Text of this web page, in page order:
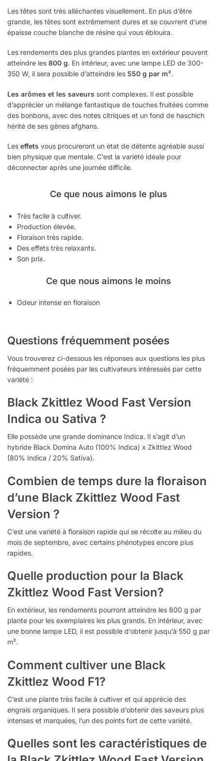
Les têtes sont très alléchantes visuellement. En plus d’être
grande, les têtes sont extrêmement dures et se couvrent d’une
épaisse couche blanche de résine qui vous éblouira.
Les rendements des plus grandes plantes en extérieur peuvent
atteindre les 800 g. En intérieur, avec une lampe LED de 300-
350 W, il sera possible d’atteindre les 550 g par m².
Les arômes et les saveurs sont complexes. Il est possible
d’apprécier un mélange fantastique de touches fruitées comme
des bonbons, avec des notes citriques et un fond de haschich
hérité de ses gènes afghans.
Les effets vous procureront un état de détente agréable aussi
bien physique que mentale. C’est la variété idéale pour
déconnecter après une journée difficile.
Ce que nous aimons le plus
Très facile à cultiver.
Production élevée.
Floraison très rapide.
Des effets très relaxants.
Son prix.
Ce que nous aimons le moins
Odeur intense en floraison
Questions fréquemment posées
Vous trouverez ci-dessous les réponses aux questions les plus
fréquemment posées par les cultivateurs intéressés par cette
variété :
Black Zkittlez Wood Fast Version
Indica ou Sativa ?
Elle possède une grande dominance Indica. Il s’agit d’un
hybride Black Domina Auto (100% Indica) x Zkittlez Wood
(80% Indica / 20% Sativa).
Combien de temps dure la floraison
d’une Black Zkittlez Wood Fast
Version ?
C’est une variété à floraison rapide qui se récolte au milieu du
mois de septembre, avec certains phénotypes encore plus
rapides.
Quelle production pour la Black
Zkittlez Wood Fast Version?
En extérieur, les rendements pourront atteindre les 800 g par
plante pour les exemplaires les plus grands. En intérieur, avec
une bonne lampe LED, il est possible d’obtenir jusqu’à 550 g par
m².
Comment cultiver une Black
Zkittlez Wood F1?
C’est une plante très facile à cultiver et qui apprécie des
engrais organiques. Il sera possible d’obtenir des saveurs plus
intenses et marquées, l’un des points fort de cette variété.
Quelles sont les caractéristiques de